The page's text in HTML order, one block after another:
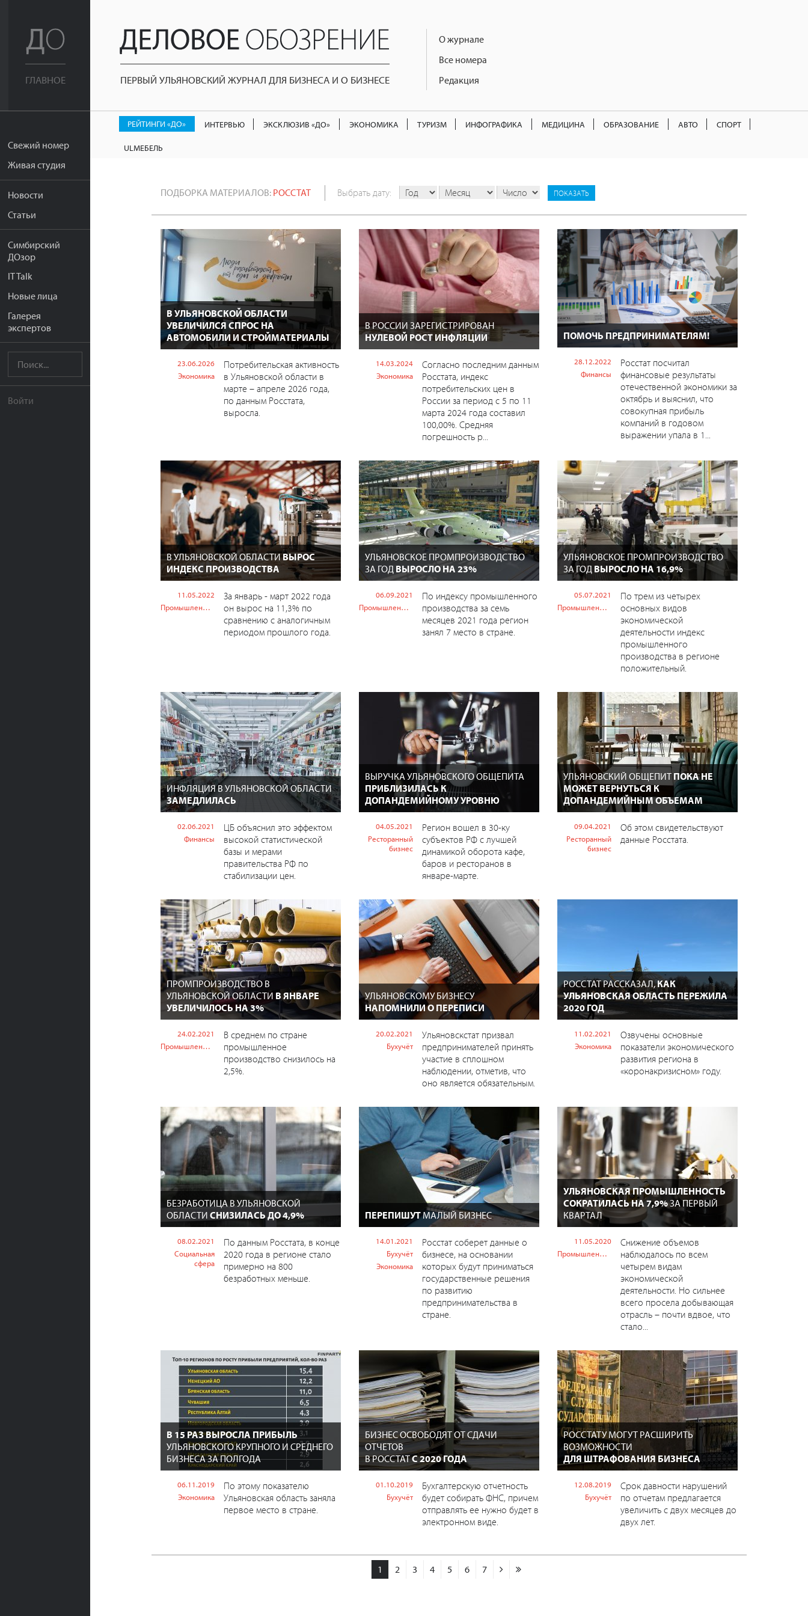
ГЛАВНОЕ
Свежий номер
Живая студия
Новости
Статьи
Симбирский
ДОзор
IT Talk
Новые лица
Галерея
экспертов
Войти
ПЕРВЫЙ УЛЬЯНОВСКИЙ ЖУРНАЛ ДЛЯ БИЗНЕСА И О БИЗНЕСЕ
О журнале
Все номера
Редакция
РЕЙТИНГИ «ДО» ИНТЕРВЬЮ ЭКСКЛЮЗИВ «ДО» ЭКОНОМИКА ТУРИЗМ ИНФОГРАФИКА МЕДИЦИНА ОБРАЗОВАНИЕ АВТО СПОРТ
ULМЕБЕЛЬ
ПОДБОРКА МАТЕРИАЛОВ: РОССТАТ Выбрать дату:
В УЛЬЯНОВСКОЙ ОБЛАСТИ
УВЕЛИЧИЛСЯ СПРОС НА
АВТОМОБИЛИ И СТРОЙМАТЕРИАЛЫ
23.06.2026
Экономика
Потребительская активность
в Ульяновской области в
марте – апреле 2026 года,
по данным Росстата,
выросла.
В РОССИИ ЗАРЕГИСТРИРОВАН
НУЛЕВОЙ РОСТ ИНФЛЯЦИИ
14.03.2024
Экономика
Согласно последним данным
Росстата, индекс
потребительских цен в
России за период с 5 по 11
марта 2024 года составил
100,00%. Средняя
погрешность р...
ПОМОЧЬ ПРЕДПРИНИМАТЕЛЯМ!
28.12.2022
Финансы
Росстат посчитал
финансовые результаты
отечественной экономики за
октябрь и выяснил, что
совокупная прибыль
компаний в годовом
выражении упала в 1...
В УЛЬЯНОВСКОЙ ОБЛАСТИВЫРОС
ИНДЕКС ПРОИЗВОДСТВА
11.05.2022
Промышленность
За январь - март 2022 года
он вырос на 11,3% по
сравнению с аналогичным
периодом прошлого года.
УЛЬЯНОВСКОЕ ПРОМПРОИЗВОДСТВО
ЗА ГОД ВЫРОСЛО НА 23%
06.09.2021
Промышленность
По индексу промышленного
производства за семь
месяцев 2021 года регион
занял 7 место в стране.
УЛЬЯНОВСКОЕ ПРОМПРОИЗВОДСТВО
ЗА ГОД ВЫРОСЛО НА 16,9%
05.07.2021
Промышленность
По трем из четырех
основных видов
экономической
деятельности индекс
промышленного
производства в регионе
положительный.
ИНФЛЯЦИЯ В УЛЬЯНОВСКОЙ ОБЛАСТИ
ЗАМЕДЛИЛАСЬ
02.06.2021
Финансы
ЦБ объяснил это эффектом
высокой статистической
базы и мерами
правительства РФ по
стабилизации цен.
ВЫРУЧКА УЛЬЯНОВСКОГО ОБЩЕПИТА
ПРИБЛИЗИЛАСЬ К
ДОПАНДЕМИЙНОМУ УРОВНЮ
04.05.2021
Ресторанный
бизнес
Регион вошел в 30-ку
субъектов РФ с лучшей
динамикой оборота кафе,
баров и ресторанов в
январе-марте.
УЛЬЯНОВСКИЙ ОБЩЕПИТПОКА НЕ
МОЖЕТ ВЕРНУТЬСЯ К
ДОПАНДЕМИЙНЫМ ОБЪЕМАМ
09.04.2021
Ресторанный
бизнес
Об этом свидетельствуют
данные Росстата.
ПРОМПРОИЗВОДСТВО В
УЛЬЯНОВСКОЙ ОБЛАСТИ В ЯНВАРЕ
УВЕЛИЧИЛОСЬ НА 3%
24.02.2021
Промышленность
В среднем по стране
промышленное
производство снизилось на
2,5%.
УЛЬЯНОВСКОМУ БИЗНЕСУ
НАПОМНИЛИ О ПЕРЕПИСИ
20.02.2021
Бухучёт
Ульяновскстат призвал
предпринимателей принять
участие в сплошном
наблюдении, отметив, что
оно является обязательным.
РОССТАТ РАССКАЗАЛ,КАК
УЛЬЯНОВСКАЯ ОБЛАСТЬ ПЕРЕЖИЛА
2020 ГОД
11.02.2021
Экономика
Озвучены основные
показатели экономического
развития региона в
«коронакризисном» году.
БЕЗРАБОТИЦА В УЛЬЯНОВСКОЙ
ОБЛАСТИ СНИЗИЛАСЬ ДО 4,9%
08.02.2021
Социальная
сфера
По данным Росстата, в конце
2020 года в регионе стало
примерно на 800
безработных меньше.
ПЕРЕПИШУТМАЛЫЙ БИЗНЕС
14.01.2021
Бухучёт
Экономика
Росстат соберет данные о
бизнесе, на основании
которых будут приниматься
государственные решения
по развитию
предпринимательства в
стране.
УЛЬЯНОВСКАЯ ПРОМЫШЛЕННОСТЬ
СОКРАТИЛАСЬ НА 7,9%ЗА ПЕРВЫЙ
КВАРТАЛ
11.05.2020
Промышленность
Снижение объемов
наблюдалось по всем
четырем видам
экономической
деятельности. Но сильнее
всего просела добывающая
отрасль – почти вдвое, что
стало...
В 15 РАЗ ВЫРОСЛА ПРИБЫЛЬ
УЛЬЯНОВСКОГО КРУПНОГО И СРЕДНЕГО
БИЗНЕСА ЗА ПОЛГОДА
06.11.2019
Экономика
По этому показателю
Ульяновская область заняла
первое место в стране.
БИЗНЕС ОСВОБОДЯТ ОТ СДАЧИ
ОТЧЕТОВ
В РОССТАТС 2020 ГОДА
01.10.2019
Бухучёт
Бухгалтерскую отчетность
будет собирать ФНС, причем
отправлять ее нужно будет в
электронном виде.
РОССТАТУ МОГУТ РАСШИРИТЬ
ВОЗМОЖНОСТИ
ДЛЯ ШТРАФОВАНИЯ БИЗНЕСА
12.08.2019
Бухучёт
Срок давности нарушений
по отчетам предлагается
увеличить с двух месяцев до
двух лет.
1 2 3 4 5 6 7